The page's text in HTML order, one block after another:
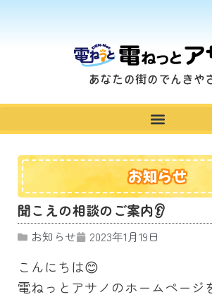
お知らせ
聞こえの相談のご案内👂
お知らせ 2023年1月19日
こんにちは😊
電ねっとアサノのホームページ